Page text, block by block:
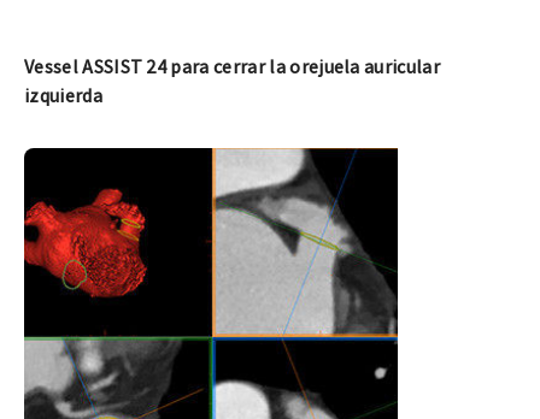
Vessel ASSIST 24 para cerrar la orejuela auricular
izquierda